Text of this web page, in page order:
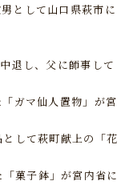
として山口県萩市に
退し、父に師事して
ガマ仙人置物」が宮
して萩町献上の「花
菓子鉢」が宮内省に